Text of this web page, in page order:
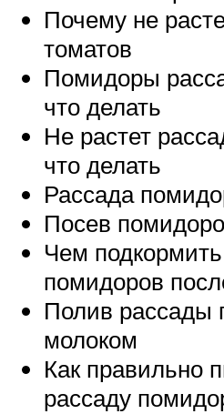
Почему не
томатов
Помидоры
что делать
Не растет
что делать
Рассада
Посев
Чем
помидоров
Полив рассады
молоком
Как правильно
рассаду